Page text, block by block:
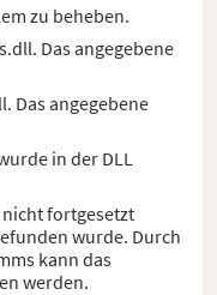
zu beheben.
Das angegebene
Das angegebene
in der DLL
nicht fortgesetzt
wurde. Durch
kann das
werden.